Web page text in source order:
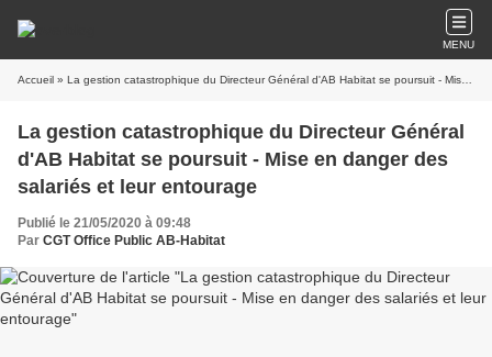
MENU
Accueil » La gestion catastrophique du Directeur Général d'AB Habitat se poursuit - Mise en danger des salariés et leur entourage
La gestion catastrophique du Directeur Général
d'AB Habitat se poursuit - Mise en danger des
salariés et leur entourage
Publié le 21/05/2020 à 09:48
Par CGT Office Public AB-Habitat